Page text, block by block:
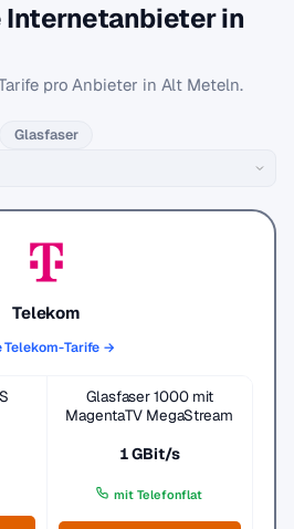
Internetanbieter in
pro Anbieter in Alt Meteln.
Glasfaser
Telekom
Telekom-Tarife →
Glasfaser 1000 mit
MagentaTV MegaStream
1 GBit/s
mit Telefonflat